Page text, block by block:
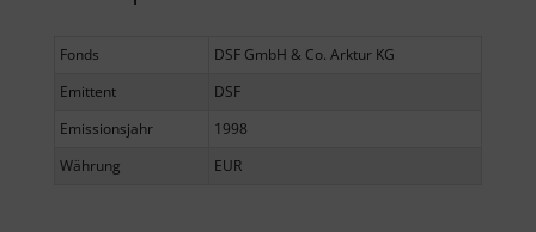
Fonds
DSF GmbH & Co. Arktur KG
Emittent
DSF
Emissionsjahr
1998
Währung
EUR